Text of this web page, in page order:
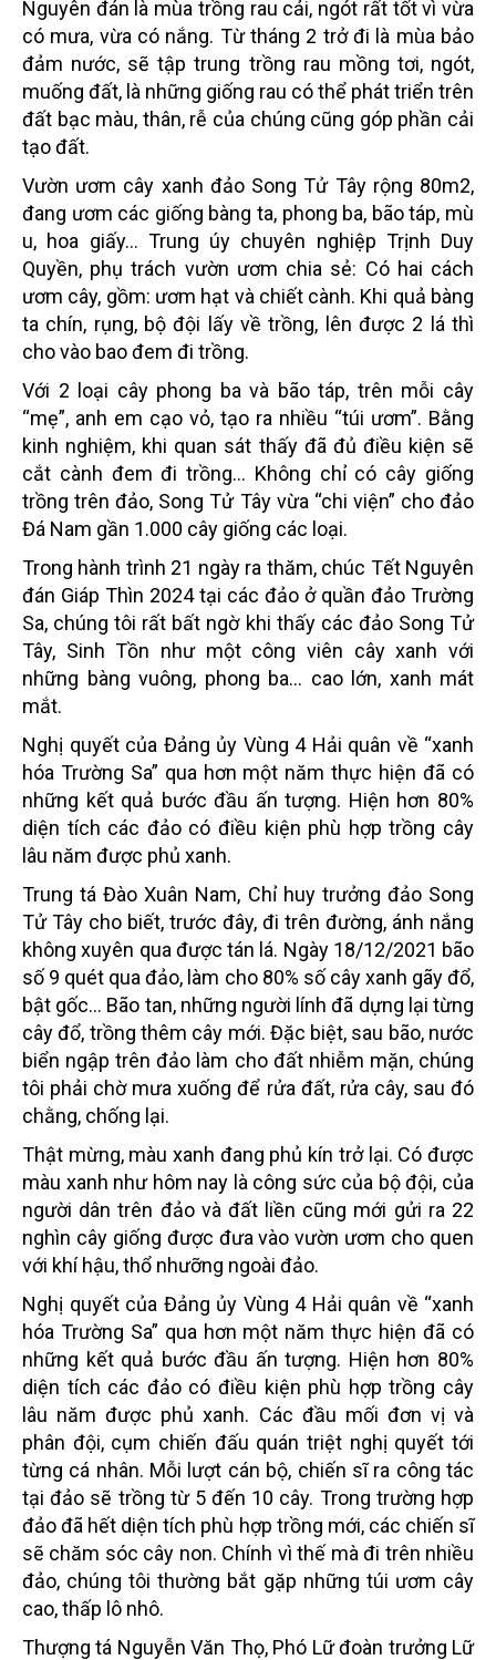
Nguyên đán là mùa trồng rau cải, ngót rất tốt vì vừa
có mưa, vừa có nắng. Từ tháng 2 trở đi là mùa bảo
đảm nước, sẽ tập trung trồng rau mồng tơi, ngót,
muống đất, là những giống rau có thể phát triển trên
đất bạc màu, thân, rễ của chúng cũng góp phần cải
tạo đất.
Vườn ươm cây xanh đảo Song Tử Tây rộng 80m2,
đang ươm các giống bàng ta, phong ba, bão táp, mù
u, hoa giấy... Trung úy chuyên nghiệp Trịnh Duy
Quyền, phụ trách vườn ươm chia sẻ: Có hai cách
ươm cây, gồm: ươm hạt và chiết cành. Khi quả bàng
ta chín, rụng, bộ đội lấy về trồng, lên được 2 lá thì
cho vào bao đem đi trồng.
Với 2 loại cây phong ba và bão táp, trên mỗi cây
“mẹ”, anh em cạo vỏ, tạo ra nhiều “túi ươm”. Bằng
kinh nghiệm, khi quan sát thấy đã đủ điều kiện sẽ
cắt cành đem đi trồng... Không chỉ có cây giống
trồng trên đảo, Song Tử Tây vừa “chi viện” cho đảo
Đá Nam gần 1.000 cây giống các loại.
Trong hành trình 21 ngày ra thăm, chúc Tết Nguyên
đán Giáp Thìn 2024 tại các đảo ở quần đảo Trường
Sa, chúng tôi rất bất ngờ khi thấy các đảo Song Tử
Tây, Sinh Tồn như một công viên cây xanh với
những bàng vuông, phong ba... cao lớn, xanh mát
mắt.
Nghị quyết của Đảng ủy Vùng 4 Hải quân về “xanh
hóa Trường Sa” qua hơn một năm thực hiện đã có
những kết quả bước đầu ấn tượng. Hiện hơn 80%
diện tích các đảo có điều kiện phù hợp trồng cây
lâu năm được phủ xanh.
Trung tá Đào Xuân Nam, Chỉ huy trưởng đảo Song
Tử Tây cho biết, trước đây, đi trên đường, ánh nắng
không xuyên qua được tán lá. Ngày 18/12/2021 bão
số 9 quét qua đảo, làm cho 80% số cây xanh gãy đổ,
bật gốc... Bão tan, những người lính đã dựng lại từng
cây đổ, trồng thêm cây mới. Đặc biệt, sau bão, nước
biển ngập trên đảo làm cho đất nhiễm mặn, chúng
tôi phải chờ mưa xuống để rửa đất, rửa cây, sau đó
chằng, chống lại.
Thật mừng, màu xanh đang phủ kín trở lại. Có được
màu xanh như hôm nay là công sức của bộ đội, của
người dân trên đảo và đất liền cũng mới gửi ra 22
nghìn cây giống được đưa vào vườn ươm cho quen
với khí hậu, thổ nhưỡng ngoài đảo.
Nghị quyết của Đảng ủy Vùng 4 Hải quân về “xanh
hóa Trường Sa” qua hơn một năm thực hiện đã có
những kết quả bước đầu ấn tượng. Hiện hơn 80%
diện tích các đảo có điều kiện phù hợp trồng cây
lâu năm được phủ xanh. Các đầu mối đơn vị và
phân đội, cụm chiến đấu quán triệt nghị quyết tới
từng cá nhân. Mỗi lượt cán bộ, chiến sĩ ra công tác
tại đảo sẽ trồng từ 5 đến 10 cây. Trong trường hợp
đảo đã hết diện tích phù hợp trồng mới, các chiến sĩ
sẽ chăm sóc cây non. Chính vì thế mà đi trên nhiều
đảo, chúng tôi thường bắt gặp những túi ươm cây
cao, thấp lô nhô.
Thượng tá Nguyễn Văn Thọ, Phó Lữ đoàn trưởng Lữ